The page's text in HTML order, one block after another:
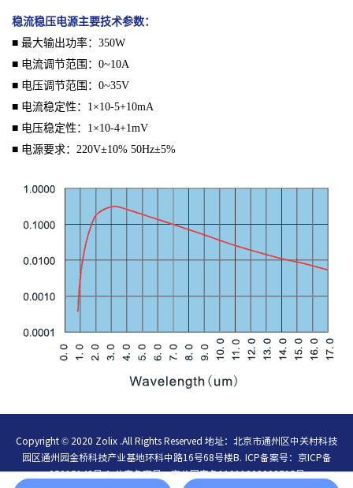
稳流稳压电源主要技术参数：
■ 最大输出功率：350W
■ 电流调节范围：0~10A
■ 电压调节范围：0~35V
■ 电流稳定性：1×10-5+10mA
■ 电压稳定性：1×10-4+1mV
■ 电源要求：220V±10% 50Hz±5%
Copyright © 2020 Zolix .All Rights Reserved 地址：北京市通州区中关村科技
园区通州园金桥科技产业基地环科中路16号68号楼B.
ICP备案号： 京ICP备
05015148号-1 公安备案号：京公网安备11011202003795号